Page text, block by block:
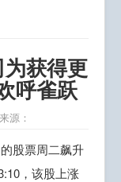
获得更
呼雀跃
来源：
股票周二飙升
，该股上涨